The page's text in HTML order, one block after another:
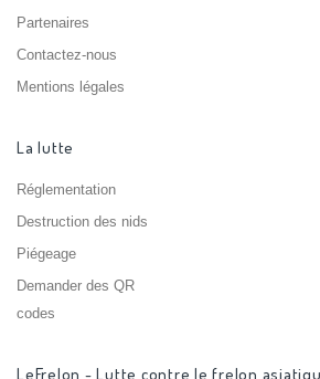
Partenaires
Contactez-nous
Mentions légales
La lutte
Réglementation
Destruction des nids
Piégeage
Demander des QR
codes
LeFrelon - Lutte contre le frelon